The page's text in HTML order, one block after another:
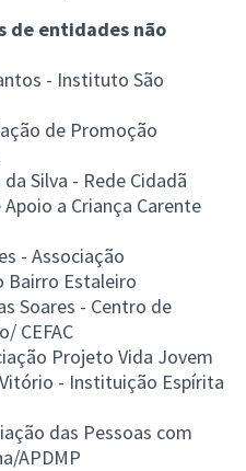
de entidades não
- Instituto São
de Promoção
Silva - Rede Cidadã
Apoio a Criança Carente
- Associação
Bairro Estaleiro
Soares - Centro de
CEFAC
Projeto Vida Jovem
- Instituição Espírita
das Pessoas com
APDMP